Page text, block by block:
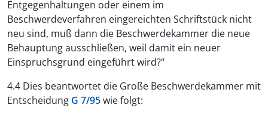
Entgegenhaltungen oder einem im
Beschwerdeverfahren eingereichten Schriftstück nicht
neu sind, muß dann die Beschwerdekammer die neue
Behauptung ausschließen, weil damit ein neuer
Einspruchsgrund eingeführt wird?"
4.4 Dies beantwortet die Große Beschwerdekammer mit
Entscheidung G 7/95wie folgt: